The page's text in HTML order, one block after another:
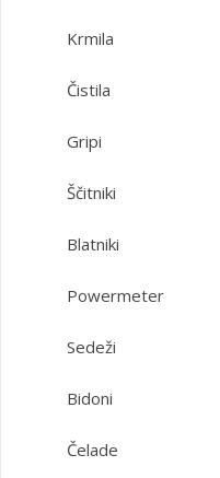
Krmila
Čistila
Gripi
Ščitniki
Blatniki
Powermeter
Sedeži
Bidoni
Čelade